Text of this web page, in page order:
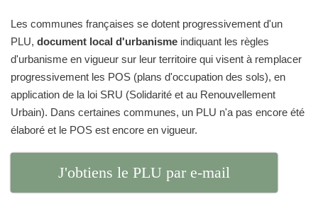
Les communes françaises se dotent progressivement d'un
PLU, document local d'urbanisme indiquant les règles
d'urbanisme en vigueur sur leur territoire qui visent à remplacer
progressivement les POS (plans d'occupation des sols), en
application de la loi SRU (Solidarité et au Renouvellement
Urbain). Dans certaines communes, un PLU n'a pas encore été
élaboré et le POS est encore en vigueur.
J'obtiens le PLU par e-mail